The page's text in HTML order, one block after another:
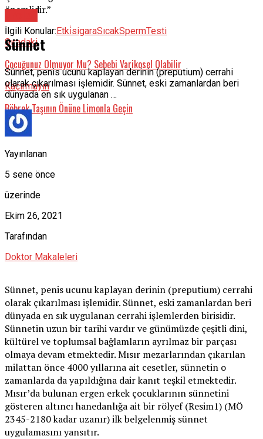
önemlidir.”
İlgili Konular:Etki̇sigaraSıcakSpermTesti
Sıradaki
Çocuğunuz Olmuyor Mu? Sebebi Varikosel Olabilir
Kaçırmayın
Böbrek Taşının Önüne Limonla Geçin
Sünnet
Sünnet, penis ucunu kaplayan derinin (preputium) cerrahi
olarak çıkarılması işlemidir. Sünnet, eski zamanlardan beri
dünyada en sık uygulanan …
Yayınlanan
5 sene önce
üzerinde
Ekim 26, 2021
Tarafından
Doktor Makaleleri
Sünnet, penis ucunu kaplayan derinin (preputium) cerrahi
olarak çıkarılması işlemidir. Sünnet, eski zamanlardan beri
dünyada en sık uygulanan cerrahi işlemlerden birisidir.
Sünnetin uzun bir tarihi vardır ve günümüzde çeşitli dini,
kültürel ve toplumsal bağlamların ayrılmaz bir parçası
olmaya devam etmektedir. Mısır mezarlarından çıkarılan
milattan önce 4000 yıllarına ait cesetler, sünnetin o
zamanlarda da yapıldığına dair kanıt teşkil etmektedir.
Mısır’da bulunan ergen erkek çocuklarının sünnetini
gösteren altıncı hanedanlığa ait bir rölyef (Resim1) (MÖ
2345-2180 kadar uzanır) ilk belgelenmiş sünnet
uygulamasını yansıtır.